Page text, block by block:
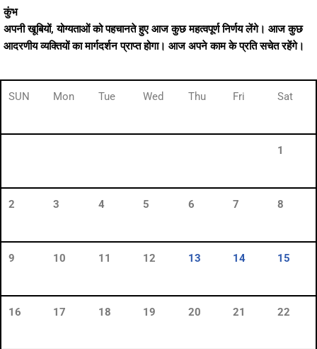
कुंभ
अपनी खूबियों, योग्यताओं को पहचानते हुए आज कुछ महत्वपूर्ण निर्णय लेंगे। आज कुछ
आदरणीय व्यक्तियों का मार्गदर्शन प्राप्त होगा। आज अपने काम के प्रति सचेत रहेंगे।
SUN Mon Tue Wed Thu Fri Sat
1
2 3 4 5 6 7 8
9 10 11 12 13 14 15
16 17 18 19 20 21 22